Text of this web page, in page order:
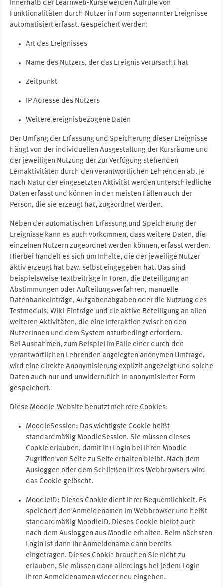
Innerhalb der Learnweb-Kurse werden Aufrufe von
Funktionalitäten durch Nutzer in Form sogenannter Ereignisse
automatisiert erfasst. Gespeichert werden:
Art des Ereignisses
Name des Nutzers, der das Ereignis verursacht hat
Zeitpunkt
IP Adresse des Nutzers
Weitere ereignisbezogene Daten
Der Umfang der Erfassung und Speicherung dieser Ereignisse
hängt von der individuellen Ausgestaltung der Kursräume und
der jeweiligen Nutzung der zur Verfügung stehenden
Lernaktivitäten durch den verantwortlichen Lehrenden ab. Je
nach Natur der eingesetzten Aktivität werden unterschiedliche
Daten erfasst und können in den meisten Fällen auch der
Person, die sie erzeugt hat, zugeordnet werden.
Neben der automatischen Erfassung und Speicherung der
Ereignisse kann es auch vorkommen, dass weitere Daten, die
einzelnen Nutzern zugeordnet werden können, erfasst werden.
Hierbei handelt es sich um Inhalte, die der jeweilige Nutzer
aktiv erzeugt hat bzw. selbst eingegeben hat. Das sind
beispielsweise Textbeiträge in Foren, die Beteiligung an
Abstimmungen oder Aufteilungsverfahren, manuelle
Datenbankeinträge, Aufgabenabgaben oder die Nutzung des
Testmoduls, Wiki-Einträge und die aktive Beteiligung an allen
weiteren Aktivitäten, die eine Interaktion zwischen den
NutzerInnen und dem System naturbedingt erfordern.
Bei Ausnahmen, zum Beispiel im Falle einer durch den
verantwortlichen Lehrenden angelegten anonymen Umfrage,
wird eine direkte Anonymisierung explizit angezeigt und solche
Daten auch nur und unwiderruflich in anonymisierter Form
gespeichert.
Diese Moodle-Website benutzt mehrere Cookies:
MoodleSession: Das wichtigste Cookie heißt
standardmäßig MoodleSession. Sie müssen dieses
Cookie erlauben, damit Ihr Login bei Ihren Moodle-
Zugriffen von Seite zu Seite erhalten bleibt. Nach dem
Ausloggen oder dem Schließen Ihres Webbrowsers wird
das Cookie gelöscht.
MoodleID: Dieses Cookie dient Ihrer Bequemlichkeit. Es
speichert den Anmeldenamen im Webbrowser und heißt
standardmäßig MoodleID. Dieses Cookie bleibt auch
nach dem Ausloggen aus Moodle erhalten. Beim nächsten
Login ist dann Ihr Anmeldename dann bereits
eingetragen. Dieses Cookie brauchen Sie nicht zu
erlauben, Sie müssen dann allerdings bei jedem Login
Ihren Anmeldenamen wieder neu eingeben.